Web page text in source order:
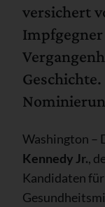
versichert
Impfgegner
Washington –
Kennedy Jr.,
Kandidaten